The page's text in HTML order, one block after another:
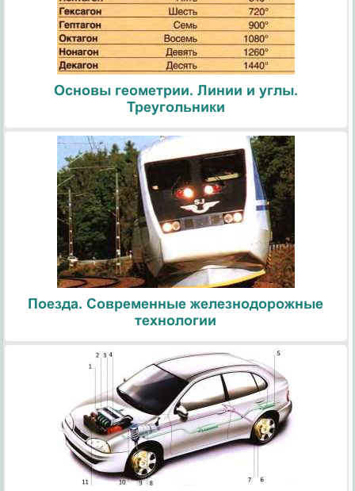
Основы геометрии. Линии и углы.
Треугольники
Поезда. Современные железнодорожные
технологии